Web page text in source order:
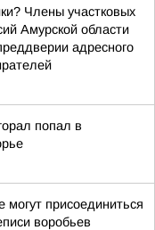
Члены участковых
Амурской области
адресного
попал в
присоединиться
воробьев